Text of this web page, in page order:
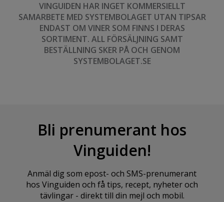
VINGUIDEN HAR INGET KOMMERSIELLT
SAMARBETE MED SYSTEMBOLAGET UTAN TIPSAR
ENDAST OM VINER SOM FINNS I DERAS
SORTIMENT. ALL FÖRSÄLJNING SAMT
BESTÄLLNING SKER PÅ OCH GENOM
SYSTEMBOLAGET.SE
Bli prenumerant hos
Vinguiden!
Anmäl dig som epost- och SMS-prenumerant
hos Vinguiden och få tips, recept, nyheter och
tävlingar - direkt till din mejl och mobil.